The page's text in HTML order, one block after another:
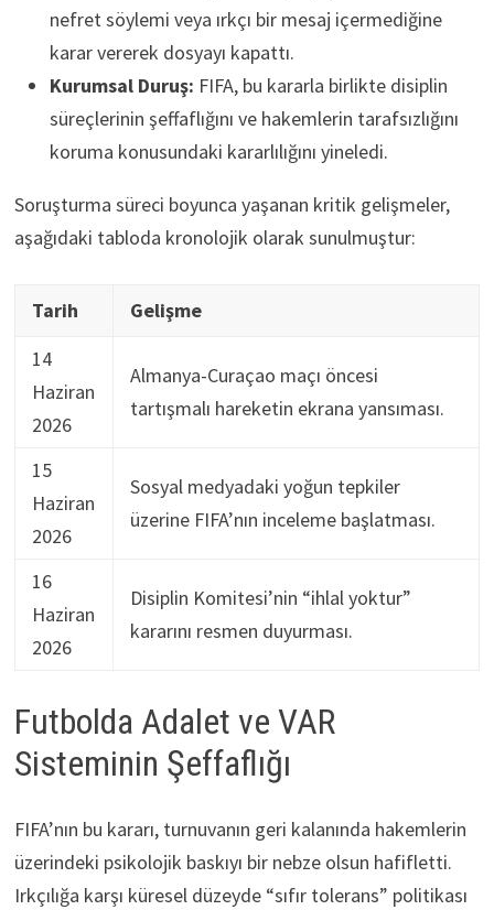
nefret söylemi veya ırkçı bir mesaj içermediğine
karar vererek dosyayı kapattı.
Kurumsal Duruş: FIFA, bu kararla birlikte disiplin
süreçlerinin şeffaflığını ve hakemlerin tarafsızlığını
koruma konusundaki kararlılığını yineledi.
Soruşturma süreci boyunca yaşanan kritik gelişmeler,
aşağıdaki tabloda kronolojik olarak sunulmuştur:
Tarih
Gelişme
14
Haziran
2026
Almanya-Curaçao maçı öncesi
tartışmalı hareketin ekrana yansıması.
15
Haziran
2026
Sosyal medyadaki yoğun tepkiler
üzerine FIFA’nın inceleme başlatması.
16
Haziran
2026
Disiplin Komitesi’nin “ihlal yoktur”
kararını resmen duyurması.
Futbolda Adalet ve VAR
Sisteminin Şeffaflığı
FIFA’nın bu kararı, turnuvanın geri kalanında hakemlerin
üzerindeki psikolojik baskıyı bir nebze olsun hafifletti.
Irkçılığa karşı küresel düzeyde “sıfır tolerans” politikası